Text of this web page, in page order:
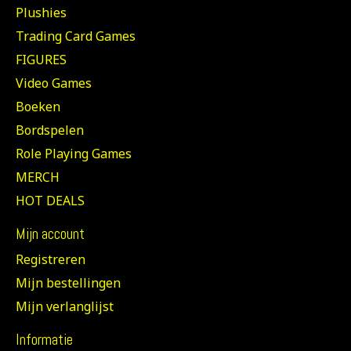
Plushies
Trading Card Games
FIGURES
Video Games
Boeken
Bordspelen
Role Playing Games
MERCH
HOT DEALS
Mijn account
Registreren
Mijn bestellingen
Mijn verlanglijst
Informatie